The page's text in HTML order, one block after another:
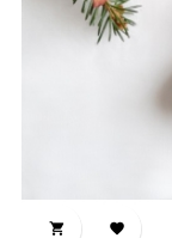
 